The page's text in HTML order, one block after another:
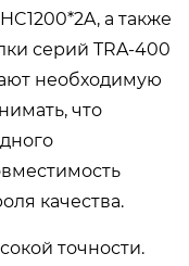
а также
серий TRA-400
необходимую
что
качества.
точности.